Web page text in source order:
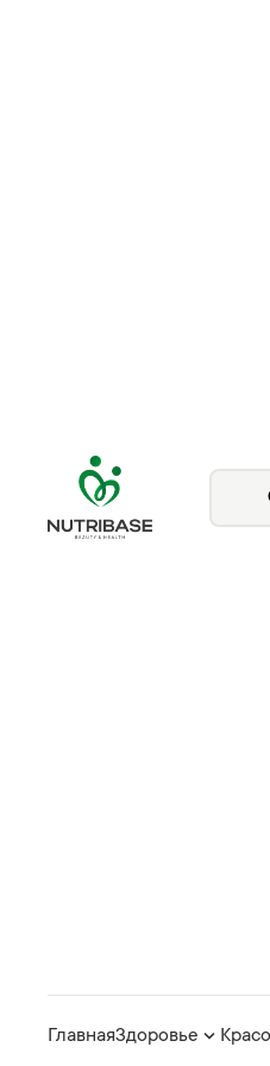
ГлавнаяЗдоровье